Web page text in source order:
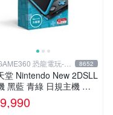
恐龍電玩-台 8652
堂 Nintendo New 2DSLL
黑藍 青綠 日規主機 輕
(附充電器跟保護貼)【台
龍電玩】